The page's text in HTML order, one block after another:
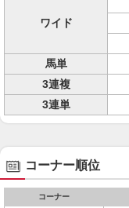
ワイド
馬単
3連複
3連単
コーナー順位
コーナー